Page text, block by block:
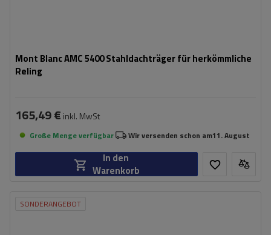
Mont Blanc AMC 5400 Stahldachträger für herkömmliche
Reling
165,49 € inkl. MwSt
Große Menge verfügbar Wir versenden schon am11. August
In den
Warenkorb
SONDERANGEBOT